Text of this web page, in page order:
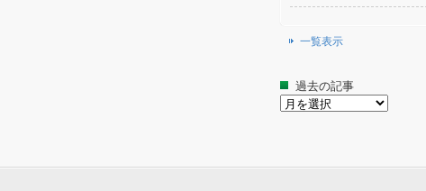
一覧表示
過去の記事
過
事